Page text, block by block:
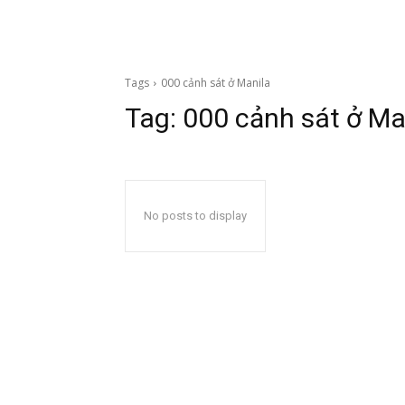
Tags 000 cảnh sát ở Manila
Tag: 000 cảnh sát ở
No posts to display